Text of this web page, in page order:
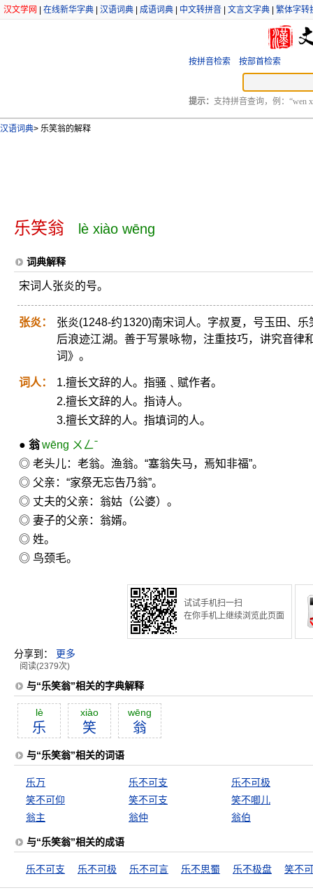
汉文学网 在线新华字典 汉语词典 成语词典 中文转拼音 文言文字典 繁体字转
按拼音检索 按部首检索
提示： 支持拼音查询，例：“wen
汉语词典> 乐笑翁的解释
乐笑翁 lè xiào wēng
词典解释
宋词人张炎的号。
张炎：
张炎(1248-约1320)南宋词人。字叔夏，号玉田、
后浪迹江湖。善于写景咏物，注重技巧，讲究音律
词》。
词人：
1.擅长文辞的人。指骚﹑赋作者。
2.擅长文辞的人。指诗人。
3.擅长文辞的人。指填词的人。
● 翁wēng ㄨㄥˉ
◎ 老头儿：老翁。渔翁。“塞翁失马，焉知非福”。
◎ 父亲：“家祭无忘告乃翁”。
◎ 丈夫的父亲：翁姑（公婆）。
◎ 妻子的父亲：翁婿。
◎ 姓。
◎ 鸟颈毛。
试试手机扫一扫
在你手机上继续浏览此页面
分享到： 更多
阅读(2379次)
与“乐笑翁”相关的字典解释
lè
乐
xiào
笑
wēng
翁
与“乐笑翁”相关的词语
乐万 乐不可支
乐不可极
笑不可仰
笑不可支
笑不唧儿
翁主
翁仲 翁伯
与“乐笑翁”相关的成语
乐不可支 乐不可极 乐不可言 乐不思蜀 乐不极盘 笑不